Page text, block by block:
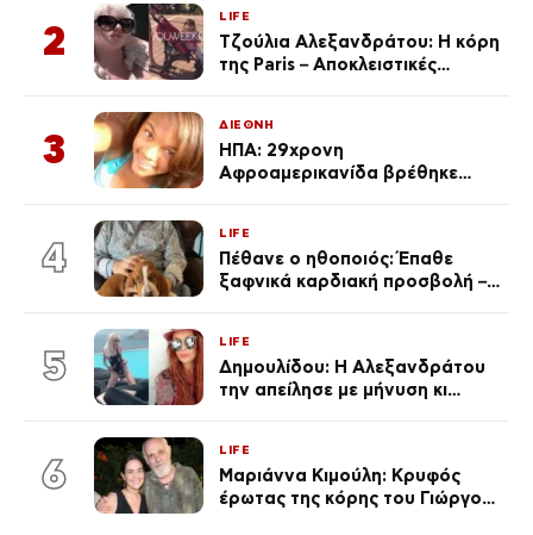
2
LIFE
Τζούλια Αλεξανδράτου: Η κόρη
της Paris – Αποκλειστικές
3
ΔΙΕΘΝΗ
ΗΠΑ: 29χρονη
Αφροαμερικανίδα βρέθηκε
4
LIFE
Πέθανε ο ηθοποιός: Έπαθε
ξαφνικά καρδιακή προσβολή – Η
5
LIFE
Δημουλίδου: Η Αλεξανδράτου
την απείλησε με μήνυση κι
ποια είσαι σοκαρίστικα»
6
LIFE
Μαριάννα Κιμούλη: Κρυφός
έρωτας της κόρης του Γιώργου,